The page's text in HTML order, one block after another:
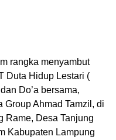
rangka menyambut
Duta Hidup Lestari (
Do’a bersama,
Group Ahmad Tamzil, di
Rame, Desa Tanjung
Kabupaten Lampung